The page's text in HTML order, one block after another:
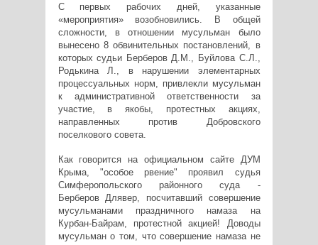
С первых рабочих дней, указанные
«мероприятия» возобновились. В общей
сложности, в отношении мусульман было
вынесено 8 обвинительных постановлений, в
которых судьи Берберов Д.М., Буйлова С.Л.,
Родькина Л., в нарушении элементарных
процессуальных норм, привлекли мусульман
к административной ответственности за
участие, в якобы, протестных акциях,
направленных против Добровского
поселкового совета.
Как говорится на официальном сайте ДУМ
Крыма, "особое рвение" проявил судья
Симферопольского районного суда -
Берберов Длявер, посчитавший совершение
мусульманами праздничного намаза на
Курбан-Байрам, протестной акцией! Доводы
мусульман о том, что совершение намаза не